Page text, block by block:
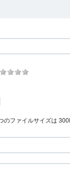
のファイルサイズは